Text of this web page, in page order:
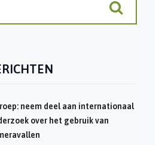
neem deel aan internationaal
over het gebruik van